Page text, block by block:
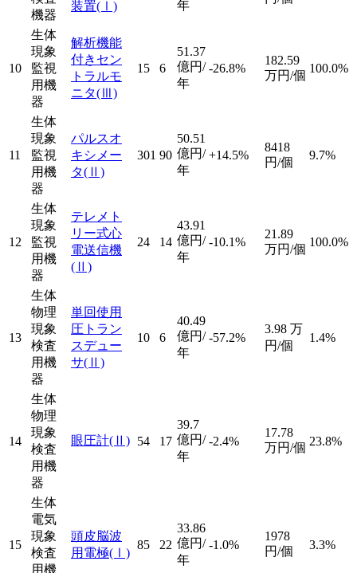
機器
装置(Ⅰ)
年
10
生体
現象
監視
用機
器
解析機能
付きセン
トラルモ
ニタ(Ⅲ)
15 6
51.37
億円/
年
-26.8%
182.59
万円/個
100.0%
11
生体
現象
監視
用機
器
パルスオ
キシメー
タ(Ⅱ)
301 90
50.51
億円/
年
+14.5%
8418
円/個
9.7%
12
生体
現象
監視
用機
器
テレメト
リー式心
電送信機
(Ⅱ)
24 14
43.91
億円/
年
-10.1%
21.89
万円/個
100.0%
13
生体
物理
現象
検査
用機
器
単回使用
圧トラン
スデュー
サ(Ⅱ)
10 6
40.49
億円/
年
-57.2%
3.98 万
円/個
1.4%
14
生体
物理
現象
検査
用機
器
眼圧計(Ⅱ) 54 17
39.7
億円/
年
-2.4%
17.78
万円/個 23.8%
15
生体
電気
現象
検査
用機
頭皮脳波
用電極(Ⅰ)
85 22
33.86
億円/
年
-1.0%
1978
円/個
3.3%